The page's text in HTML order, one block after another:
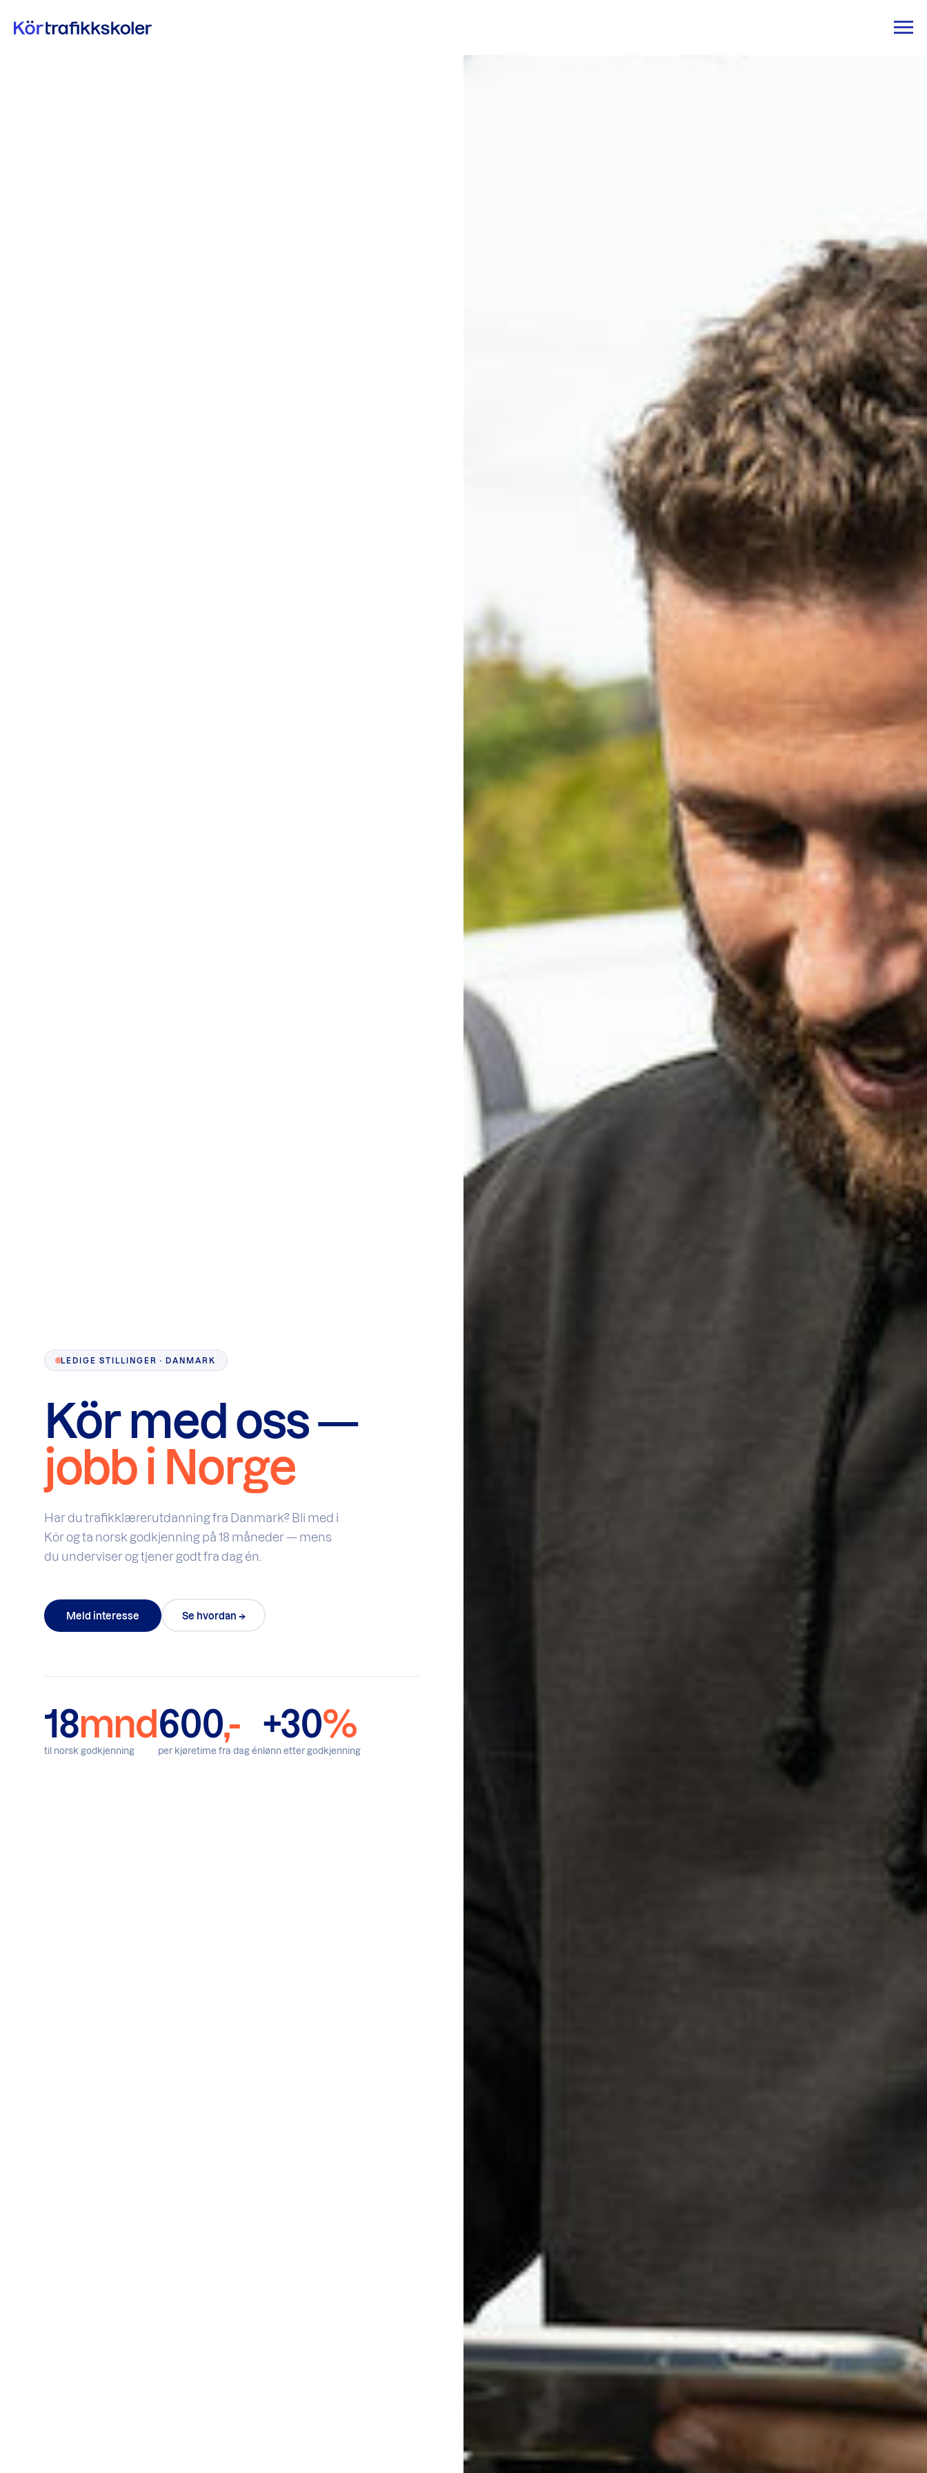
LEDIGE STILLINGER · DANMARK
Kör med oss —
jobb i Norge
Har du trafikklærerutdanning fra Danmark? Bli med i
Kör og ta norsk godkjenning på 18 måneder — mens
du underviser og tjener godt fra dag én.
Meld interesse Se hvordan →
18mnd
til norsk godkjenning
600,-
per kjøretime fra dag én
+30%
lønn etter godkjenning